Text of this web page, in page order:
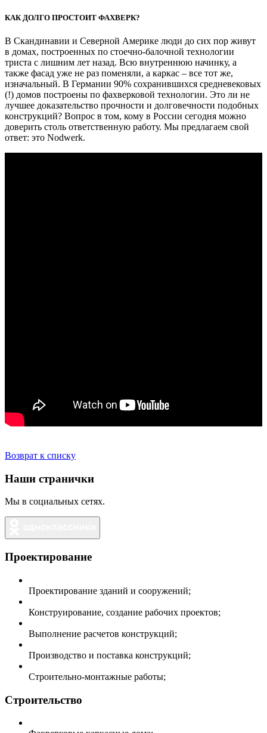
КАК ДОЛГО ПРОСТОИТ ФАХВЕРК?
В Скандинавии и Северной Америке люди до сих пор живут
в домах, построенных по стоечно-балочной технологии
триста с лишним лет назад. Всю внутреннюю начинку, а
также фасад уже не раз поменяли, а каркас – все тот же,
изначальный. В Германии 90% сохранившихся средневековых
(!) домов построены по фахверковой технологии. Это ли не
лучшее доказательство прочности и долговечности подобных
конструкций? Вопрос в том, кому в России сегодня можно
доверить столь ответственную работу. Мы предлагаем свой
ответ: это Nodwerk.
Возврат к списку
Наши странички
Мы в социальных сетях.
Проектирование
Проектирование зданий и сооружений;
Конструирование, создание рабочих проектов;
Выполнение расчетов конструкций;
Производство и поставка конструкций;
Строительно-монтажные работы;
Строительство